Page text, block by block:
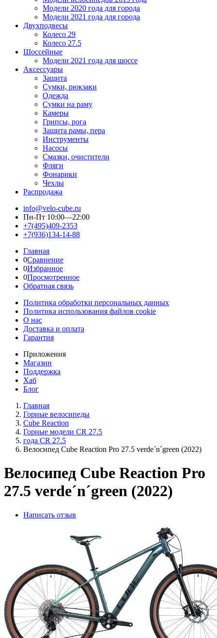
Модели 2020 года для города
Модели 2021 года для города
Двухподвесы
Колесо 29
Колесо 27.5
Шоссейные
Модели 2021 года для шоссе
Аксессуары
Защита
Сумки, рюкзаки
Одежда
Сумки на раму
Камеры
Грипсы, рога
Защита рамы, пера
Инструменты
Насосы
Смазки, очистители
Фляги
Фонарики
Чехлы
Распродажа
info@velo-cube.ru
Пн-Пт 10:00—22:00
+7(495)409-2353
+7(936)134-14-88
Главная
0Сравнение
0Избранное
0Просмотренное
Обратная связь
Политика обработки персональных данных
Политика использования файлов cookie
О нас
Доставка и оплата
Гарантия
Приложения
Магазин
Поддержка
Хаб
Блог
Главная
Горные велосипеды
Cube Reaction
Горные модели CR 27.5
года CR 27.5
Велосипед Cube Reaction Pro 27.5 verde´n´green (2022)
Велосипед Cube Reaction Pro
27.5 verde´n´green (2022)
Написать отзыв